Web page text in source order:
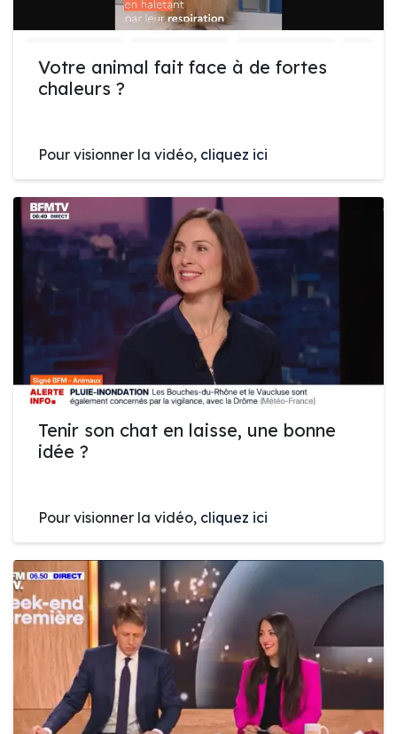
Votre animal fait face à de fortes
chaleurs ?
Pour visionner la vidéo, cliquez ici
Tenir son chat en laisse, une bonne
idée ?
Pour visionner la vidéo, cliquez ici